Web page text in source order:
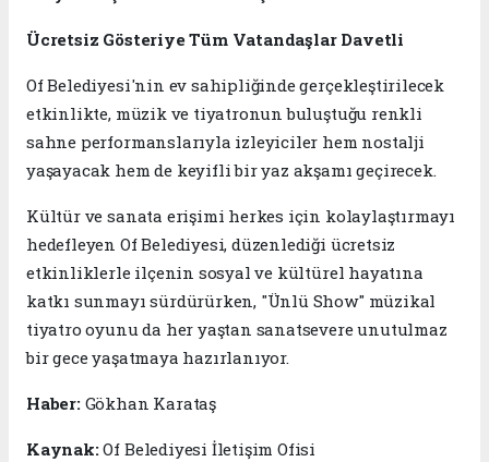
Ücretsiz Gösteriye Tüm Vatandaşlar Davetli
Of Belediyesi'nin ev sahipliğinde gerçekleştirilecek
etkinlikte, müzik ve tiyatronun buluştuğu renkli
sahne performanslarıyla izleyiciler hem nostalji
yaşayacak hem de keyifli bir yaz akşamı geçirecek.
Kültür ve sanata erişimi herkes için kolaylaştırmayı
hedefleyen Of Belediyesi, düzenlediği ücretsiz
etkinliklerle ilçenin sosyal ve kültürel hayatına
katkı sunmayı sürdürürken, "Ünlü Show" müzikal
tiyatro oyunu da her yaştan sanatsevere unutulmaz
bir gece yaşatmaya hazırlanıyor.
Haber:Gökhan Karataş
Kaynak:Of Belediyesi İletişim Ofisi